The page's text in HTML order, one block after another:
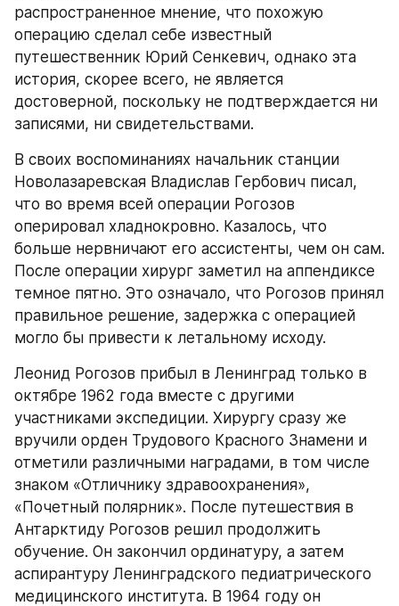
распространенное мнение, что похожую
операцию сделал себе известный
путешественник Юрий Сенкевич, однако эта
история, скорее всего, не является
достоверной, поскольку не подтверждается ни
записями, ни свидетельствами.
В своих воспоминаниях начальник станции
Новолазаревская Владислав Гербович писал,
что во время всей операции Рогозов
оперировал хладнокровно. Казалось, что
больше нервничают его ассистенты, чем он сам.
После операции хирург заметил на аппендиксе
темное пятно. Это означало, что Рогозов принял
правильное решение, задержка с операцией
могло бы привести к летальному исходу.
Леонид Рогозов прибыл в Ленинград только в
октябре 1962 года вместе с другими
участниками экспедиции. Хирургу сразу же
вручили орден Трудового Красного Знамени и
отметили различными наградами, в том числе
знаком «Отличнику здравоохранения»,
«Почетный полярник». После путешествия в
Антарктиду Рогозов решил продолжить
обучение. Он закончил ординатуру, а затем
аспирантуру Ленинградского педиатрического
медицинского института. В 1964 году он